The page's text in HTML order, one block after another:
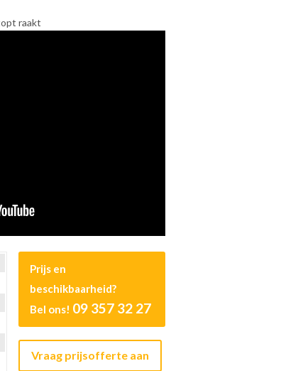
raakt
Prijs en
beschikbaarheid?
Bel ons! 09 357 32 27
Vraag prijsofferte aan